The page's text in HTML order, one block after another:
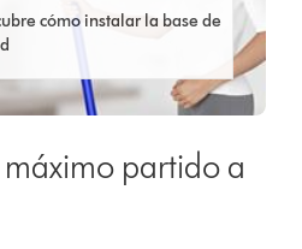
cómo instalar la base de
partido a